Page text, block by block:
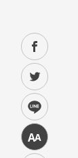
facebook
twitter
line
中